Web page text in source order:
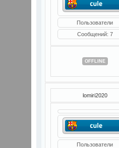
Пользователи
Сообщений: 7
OFFLINE
lomiri2020
Пользователи